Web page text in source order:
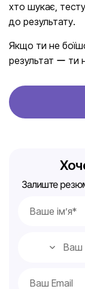
хто шукає,
до результату.
Якщо ти не
результат ー
Залиште